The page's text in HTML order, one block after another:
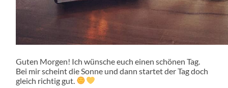
Guten Morgen! Ich wünsche euch einen schönen Tag.
Bei mir scheint die Sonne und dann startet der Tag doch
gleich richtig gut.